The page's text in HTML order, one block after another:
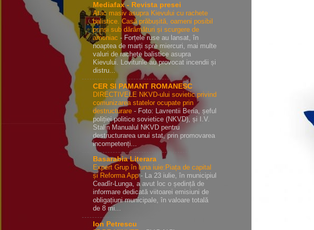
Mediafax - Revista presei
Atac masiv asupra Kievului cu rachete
balistice. Casă prăbușită, oameni posibil
prinși sub dărâmături și scurgere de
amoniac - Forțele ruse au lansat, în
noaptea de marți spre miercuri, mai multe
valuri de rachete balistice asupra
Kievului. Loviturile au provocat incendii și
distru...
CER SI PAMANT ROMANESC
DIRECTIVELE NKVD-ului sovietic privind
comunizarea statelor ocupate prin
destructurare - Foto: Lavrentii Beria, șeful
poliției politice sovietice (NKVD), și I.V.
Stalin Manualul NKVD pentru
destructurarea unui stat, prin promovarea
incompetenți...
Basarabia Literara
Expert Grup în luna iuie:Piața de capital
și Reforma App- La 23 iulie, în municipiul
Ceadîr-Lunga, a avut loc o ședință de
informare dedicată viitoarei emisiuni de
obligațiuni municipale, în valoare totală
de 8 mi...
Ion Petrescu